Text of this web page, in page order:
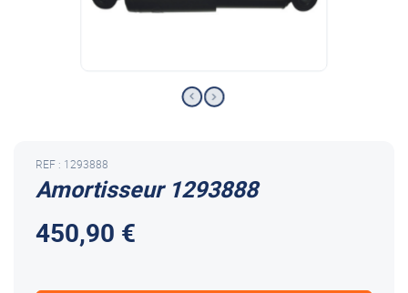
Amortisseur 1293888
REF : 1293888
450,90 €